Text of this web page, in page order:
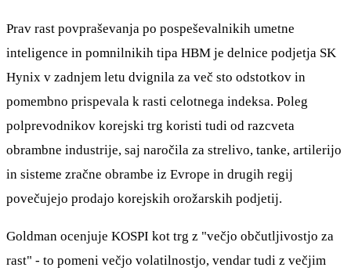
Prav rast povpraševanja po pospeševalnikih umetne
inteligence in pomnilnikih tipa HBM je delnice podjetja SK
Hynix v zadnjem letu dvignila za več sto odstotkov in
pomembno prispevala k rasti celotnega indeksa. Poleg
polprevodnikov korejski trg koristi tudi od razcveta
obrambne industrije, saj naročila za strelivo, tanke, artilerijo
in sisteme zračne obrambe iz Evrope in drugih regij
povečujejo prodajo korejskih orožarskih podjetij.
Goldman ocenjuje KOSPI kot trg z "večjo občutljivostjo za
rast" - to pomeni večjo volatilnostjo, vendar tudi z večjim